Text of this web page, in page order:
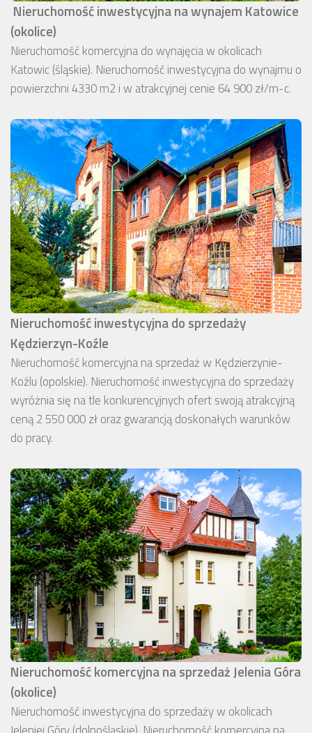
Nieruchomość inwestycyjna na wynajem Katowice
(okolice)
Nieruchomość komercyjna do wynajęcia w okolicach
Katowic (śląskie). Nieruchomość inwestycyjna do wynajmu o
powierzchni 4330 m2 i w atrakcyjnej cenie 64 900 zł/m-c.
Nieruchomość inwestycyjna do sprzedaży
Kędzierzyn-Koźle
Nieruchomość komercyjna na sprzedaż w Kędzierzynie-
Koźlu (opolskie). Nieruchomość inwestycyjna do sprzedaży
wyróżnia się na tle konkurencyjnych ofert swoją atrakcyjną
ceną 2 550 000 zł oraz gwarancją doskonałych warunków
do pracy.
Nieruchomość komercyjna na sprzedaż Jelenia Góra
(okolice)
Nieruchomość inwestycyjna do sprzedaży w okolicach